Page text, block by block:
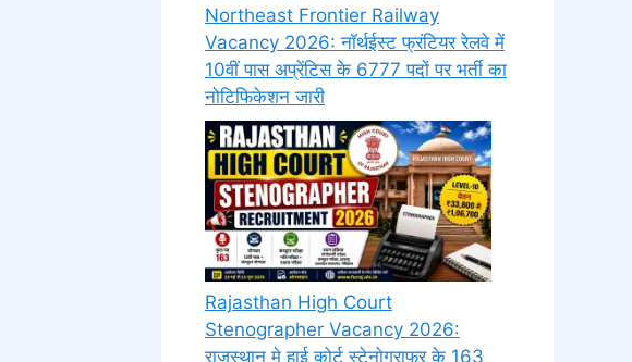
Northeast Frontier Railway
Vacancy 2026: नॉर्थईस्ट फ्रंटियर रेलवे में
10वीं पास अप्रेंटिस के 6777 पदों पर भर्ती का
नोटिफिकेशन जारी
Rajasthan High Court
Stenographer Vacancy 2026:
राजस्थान मे हाई कोर्ट स्टेनोग्राफर के 163